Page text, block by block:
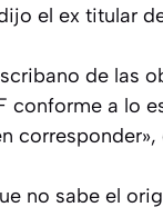
el ex titular
de las
conforme a lo
no sabe el